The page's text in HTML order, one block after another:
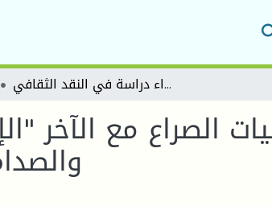
تجليات الصراع مع الآخر "الإسرائيلي" في الأدب العربي المعاصر من الصراع والصدام إلى ثقافة الاحتواء دراسة في النقد الثقافي
الصراع مع الآخر